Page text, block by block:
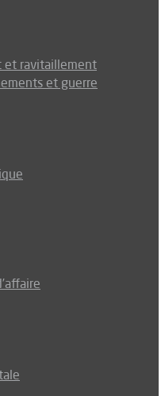
et ravitaillement
et guerre